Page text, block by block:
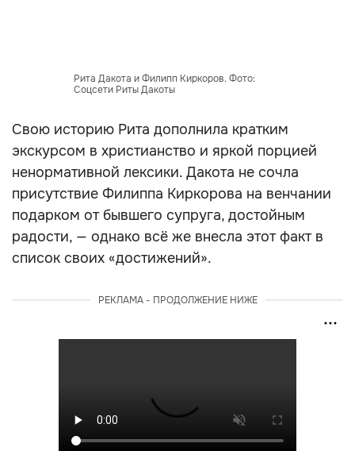
Рита Дакота и Филипп Киркоров. Фото:
Соцсети Риты Дакоты
Свою историю Рита дополнила кратким
экскурсом в христианство и яркой порцией
ненормативной лексики. Дакота не сочла
присутствие Филиппа Киркорова на венчании
подарком от бывшего супруга, достойным
радости, — однако всё же внесла этот факт в
список своих «достижений».
РЕКЛАМА - ПРОДОЛЖЕНИЕ НИЖЕ